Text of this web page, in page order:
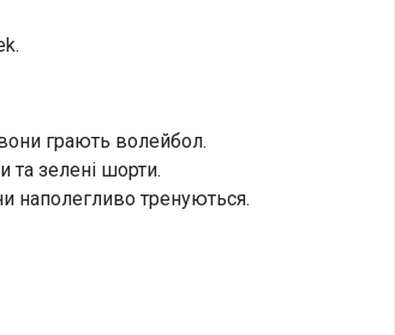
грають волейбол.
та зелені шорти.
наполегливо тренуються.